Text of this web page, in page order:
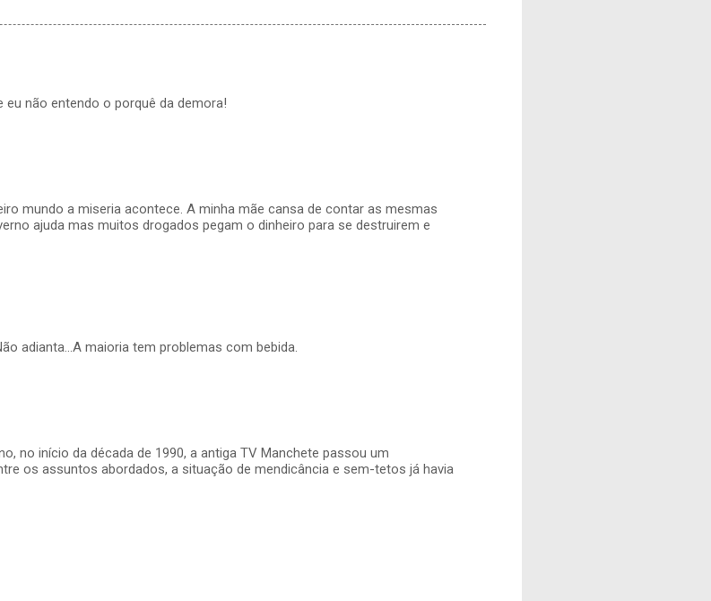
não entendo o porquê da demora!
mundo a miseria acontece. A minha mãe cansa de contar as mesmas
ajuda mas muitos drogados pegam o dinheiro para se destruirem e
adianta...A maioria tem problemas com bebida.
no início da década de 1990, a antiga TV Manchete passou um
os assuntos abordados, a situação de mendicância e sem-tetos já havia